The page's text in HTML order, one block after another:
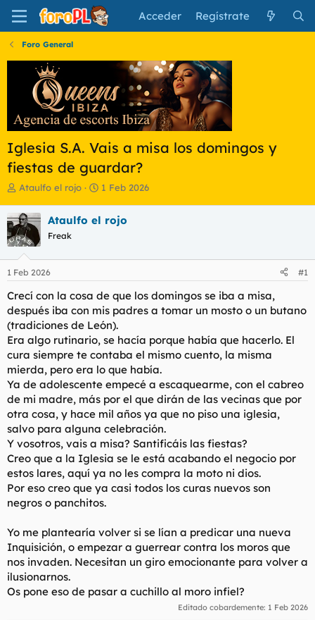
Acceder Regístrate
Foro General
Iglesia S.A. Vais a misa los domingos y
fiestas de guardar?
I
i
c
i
a
d
o
d
e
l
t
e
m
a
Ataulfo el rojo
F
h
e
i
c
i
o
1 Feb 2026
Ataulfo el rojo
Freak
1 Feb 2026 #1
Crecí con la cosa de que los domingos se iba a misa,
después iba con mis padres a tomar un mosto o un butano
(tradiciones de León).
Era algo rutinario, se hacía porque había que hacerlo. El
cura siempre te contaba el mismo cuento, la misma
mierda, pero era lo que había.
Ya de adolescente empecé a escaquearme, con el cabreo
de mi madre, más por el que dirán de las vecinas que por
otra cosa, y hace mil años ya que no piso una iglesia,
salvo para alguna celebración.
Y vosotros, vais a misa? Santificáis las fiestas?
Creo que a la Iglesia se le está acabando el negocio por
estos lares, aquí ya no les compra la moto ni dios.
Por eso creo que ya casi todos los curas nuevos son
negros o panchitos.
Yo me plantearía volver si se lían a predicar una nueva
Inquisición, o empezar a guerrear contra los moros que
nos invaden. Necesitan un giro emocionante para volver a
ilusionarnos.
Os pone eso de pasar a cuchillo al moro infiel?
Editado cobardemente: 1 Feb 2026